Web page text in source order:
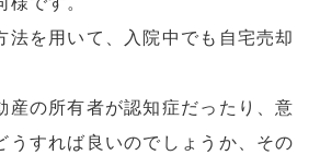
法を用いて、入院中でも自宅売却
産の所有者が認知症だったり、意
うすれば良いのでしょうか、その